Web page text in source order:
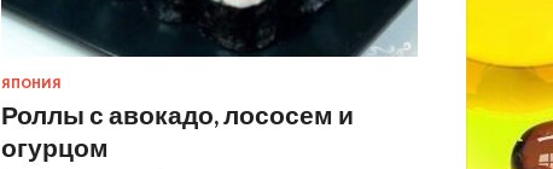
ЯПОНИЯ
Роллы с авокадо, лососем и
огурцом